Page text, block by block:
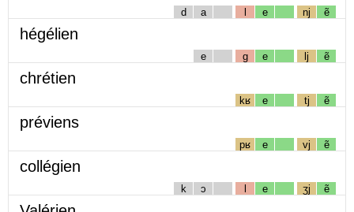
d a l e nj ẽ
hégélien
e g e lj ẽ
chrétien
kʁ e tj ẽ
préviens
pʁ e vj ẽ
collégien
k ɔ l e ʒj ẽ